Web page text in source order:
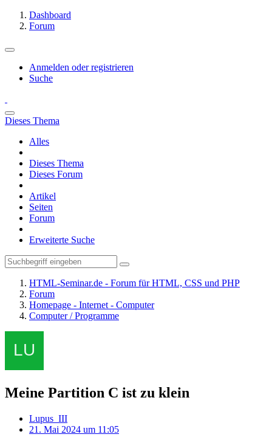
Dashboard
Forum
Anmelden oder registrieren
Suche
Dieses Thema
Alles
Dieses Thema
Dieses Forum
Artikel
Seiten
Forum
Erweiterte Suche
HTML-Seminar.de - Forum für HTML, CSS und PHP
Forum
Homepage - Internet - Computer
Computer / Programme
Meine Partition C ist zu klein
Lupus_III
21. Mai 2024 um 11:05